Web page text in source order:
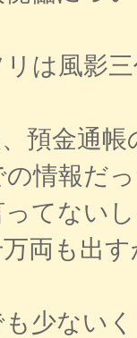
は風影
預金通
情報だ
てない
両も出
少ない